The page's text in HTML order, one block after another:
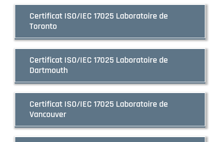
Certificat ISO/IEC 17025 Laboratoire de
Toronto
Certificat ISO/IEC 17025 Laboratoire de
Dartmouth
Certificat ISO/IEC 17025 Laboratoire de
Vancouver